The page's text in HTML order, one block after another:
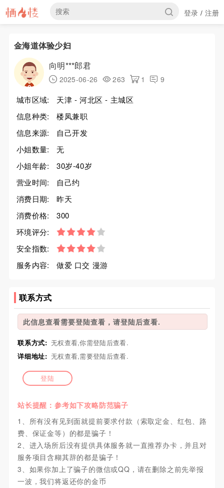
登录 / 注册
金海道体验少妇
向明***郎君
2025-06-26 263 1 9
城市区域:
天津 - 河北区 - 主城区
信息种类:
楼凤兼职
信息来源:
自己开发
小姐数量:
无
小姐年龄:
30岁-40岁
营业时间:
自己约
消费日期:
昨天
消费价格:
300
环境评分:
安全指数:
服务内容:
做爱 口交 漫游
联系方式
此信息查看需要登陆查看，请登陆后查看.
联系方式: 无权查看,你需登陆后查看.
详细地址: 无权查看,需要登陆后查看.
登陆
站长提醒：参考如下攻略防范骗子
1、所有没有见到面就提前要求付款（索取定金、红包、路
费、保证金等）的都是骗子！
2、进入场所后没有提供具体服务就一直推荐办卡，并且对
服务项目含糊其辞的都是骗子！
3、如果你加上了骗子的微信或QQ，请在删除之前先举报
一波，我们将返还你的金币